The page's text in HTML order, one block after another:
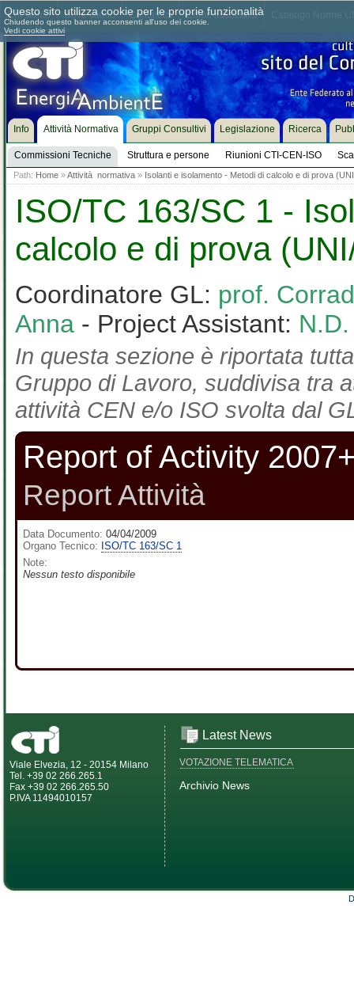
Chi siamo Dove siamo Contattaci Come associarsi
Info Attività Normativa
Commissioni Tecniche Struttura e persone Riunioni CTI-CEN-ISO
Gruppi Consultivi Legislazione Ricerca
Path: Home »Attività normativa » Isolanti e isolamento - Metodi di calcolo e di prova
ISO/TC 163/SC 1 -
calcolo e di prova
Coordinatore GL: prof.
Anna - Project Assistant: N.D.
In questa sezione è riportata
Gruppo di Lavoro, suddivisa tra
attività CEN e/o ISO svolta dal
Report of Activity
Report Attività
Data Documento: 04/04/2009
Organo Tecnico: ISO/TC 163/SC 1
Note:
Nessun testo disponibile
Viale Elvezia, 12 - 20154 Milano
Tel. +39 02 266.265.1
Fax +39 02 266.265.50
P.IVA 11494010157
Latest News
VOTAZIONE TELEMATICA
Archivio News
Questo sito utilizza cookie per le proprie funzionalità
Chiudendo questo banner acconsenti all'uso dei cookie.
Vedi cookie attivi